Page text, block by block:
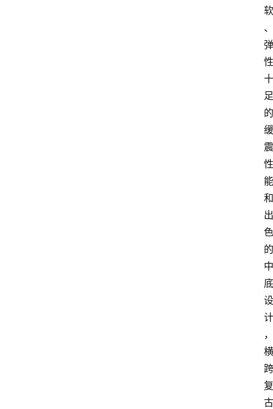
软
、
弹
性
十
足
的
缓
震
性
能
和
出
色
的
中
底
设
计
，
横
跨
复
古